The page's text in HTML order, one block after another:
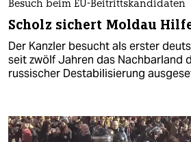
Besuch beim EU-Beitrittskandidaten
Scholz sichert Moldau
Der Kanzler besucht als erster
seit zwölf Jahren das Nachbarland
russischer Destabilisierung